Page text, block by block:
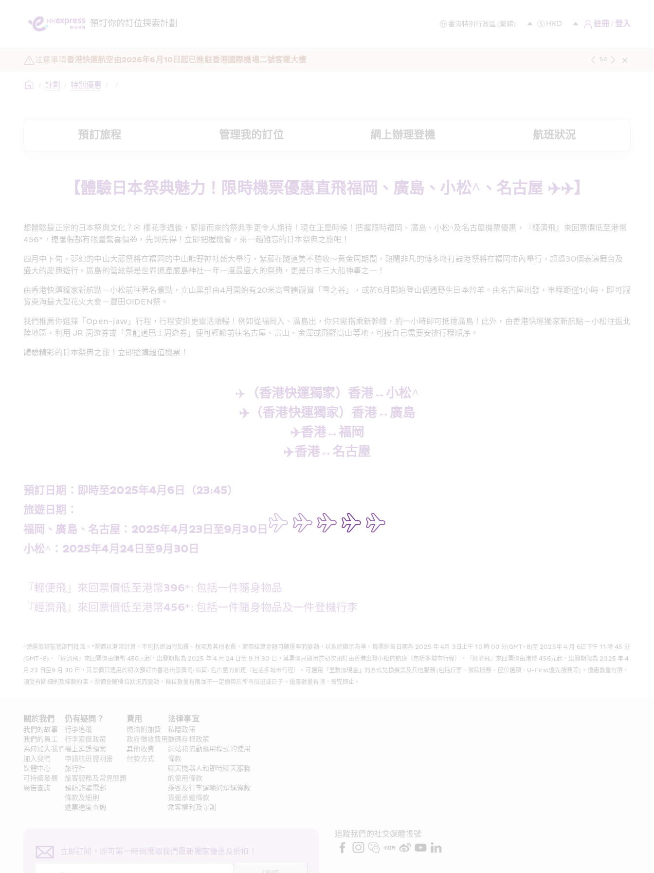
預訂你的訂位探索計劃 註冊 / 登入
注意事項香港快運航空由2026年6月10日起已進駐香港國際機場二號客運大樓 1/4
/ 計劃 / 特別優惠 / /
預訂旅程 管理我的訂位 網上辦理登機 航班狀況
【體驗日本祭典魅力！限時機票優惠直飛福岡、廣島、小松^、名古屋 ✈️✈️】
想體驗最正宗的日本祭典文化？🌸 櫻花季過後，緊接而來的祭典季更令人期待！現在正是時候！把握限時福岡、廣島、小松^及名古屋機票優惠，『經濟飛』來回票價低至港幣
456*，連暑假都有限量驚喜價🎁，先到先得！立即把握機會，來一趟難忘的日本祭典之旅吧！
四月中下旬，夢幻的中山大藤祭將在福岡的中山熊野神社盛大舉行，紫藤花隧道美不勝收～黃金周期間，熱鬧非凡的博多咚打鼓港祭將在福岡市內舉行，超過30個表演舞台及
盛大的慶典遊行。廣島的管絃祭是世界遺產嚴島神社一年一度最盛大的祭典，更是日本三大船神事之一！
由香港快運獨家新航點－小松前往著名景點，立山黑部由4月開始有20米高雪牆觀賞「雪之谷」，或於6月開始登山偶遇野生日本羚羊。由名古屋出發，車程距僅1小時，即可觀
賞東海最大型花火大會－豐田OIDEN祭。
我們推薦你選擇「Open-jaw」行程，行程安排更靈活順暢！例如從福岡入、廣島出，你只需搭乘新幹線，約一小時即可抵達廣島！此外，由香港快運獨家新航點－小松往返北
陸地區，利用 JR 周遊券或「昇龍道巴士周遊券」便可輕鬆前往名古屋、富山、金澤或飛驒高山等地，可按自己需要安排行程順序。
體驗精彩的日本祭典之旅！立即搶購超值機票！
✈ ️（香港快運獨家）香港↔️小松^
✈️（香港快運獨家）香港↔️廣島
✈️香港↔️福岡
✈️香港↔️名古屋
預訂日期：即時至2025年4月6日（23:45）
旅遊日期：
福岡、廣島、名古屋：2025年4月23日至9月30日
小松^：2025年4月24日至9月30日
『輕便飛』來回票價低至港幣396*: 包括一件隨身物品
『經濟飛』來回票價低至港幣456*: 包括一件隨身物品及一件登機行李
^營運須經監管部門批准。*票價以港幣計算，不包括燃油附加費、稅項及其他收費，實際結算金額可隨匯率而變動，以系統顯示為準。機票銷售日期為 2025 年 4月 3日上午 10 時 00 分(GMT+8)至 2025年 4 月 6日下午 11 時 45 分
(GMT+8)。『經濟飛』來回票價由港幣 456元起，出發期限為 2025 年 4 月 24 日至 9 月 30 日，其票價只適用於初次預訂由香港出發小松的航班（包括多城市行程）。『經濟飛』來回票價由港幣 456元起，出發期限為 2025 年 4
月 23 日至9 月 30 日，其票價只適用於初次預訂由香港出發廣島/ 福岡/ 名古屋的航班（包括多城市行程）。可選用「里數加現金」的方式兌換機票及其他服務 (包括行李、餐飲服務、座位選項、U-First優先服務等) 。優惠數量有限，
須受有關細則及條款約束。票價會隨機位狀況而變動，機位數量有限並不一定適用於所有航班或日子。優惠數量有限，售完即止。
關於我們
我們的故事
我們的員工
為何加入我們
加入我們
媒體中心
可持續發展
廣告查詢
仍有疑問？
行李追蹤
行李索償政策
機上延誤預案
申請航班證明書
旅行社
旅客服務及常見問題
預防詐騙電郵
條款及細則
退票進度查詢
費用
燃油附加費
政府徵收費用
其他收費
付款方式
法律事宜
私隱政策
數碼存根政策
網站和流動應用程式的使用
條款
聊天機器人和即時聊天服務
的使用條款
乘客及行李運輸的承運條款
貨運承運條款
乘客權利及守則
立即訂閱，即可第一時間獲取我們最新獨家優惠及折扣！
追蹤我們的社交媒體帳號